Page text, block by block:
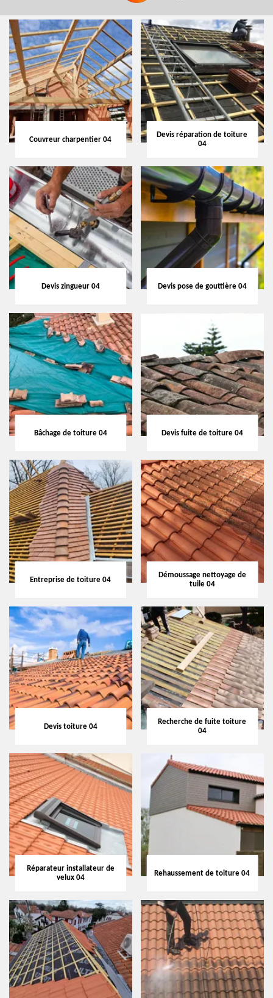
Couvreur charpentier 04
Devis réparation de toiture
04
Devis zingueur 04 Devis pose de gouttière 04
Bâchage de toiture 04 Devis fuite de toiture 04
Entreprise de toiture 04
Démoussage nettoyage de
tuile 04
Devis toiture 04
Recherche de fuite toiture
04
Réparateur installateur de
velux 04
Rehaussement de toiture 04